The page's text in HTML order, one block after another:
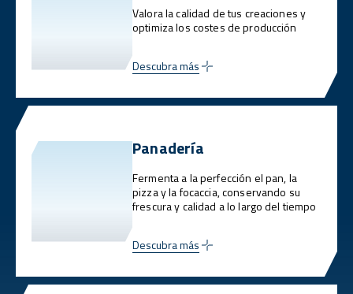
Valora la calidad de tus creaciones y
optimiza los costes de producción
Descubra más
Panadería
Fermenta a la perfección el pan, la
pizza y la focaccia, conservando su
frescura y calidad a lo largo del tiempo
Descubra más